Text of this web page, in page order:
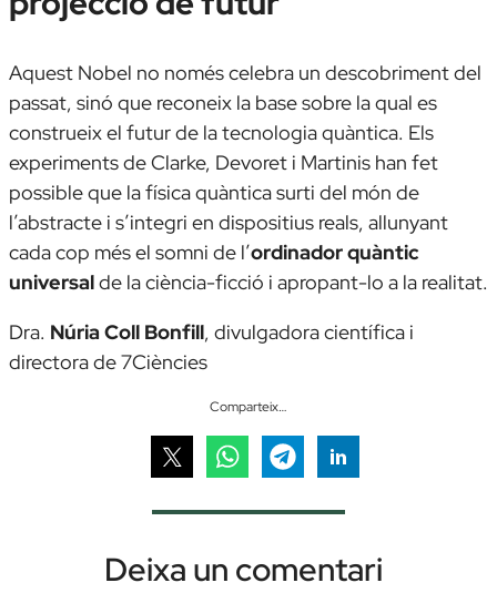
Aquest Nobel no només celebra un descobriment del
passat, sinó que reconeix la base sobre la qual es
construeix el futur de la tecnologia quàntica. Els
experiments de Clarke, Devoret i Martinis han fet
possible que la física quàntica surti del món de
l’abstracte i s’integri en dispositius reals, allunyant
cada cop més el somni de l’ordinador quàntic
universalde la ciència-ficció i apropant-lo a la realitat.
Dra. Núria Coll Bonfill, divulgadora científica i
directora de 7Ciències
Comparteix…
Deixa un comentari